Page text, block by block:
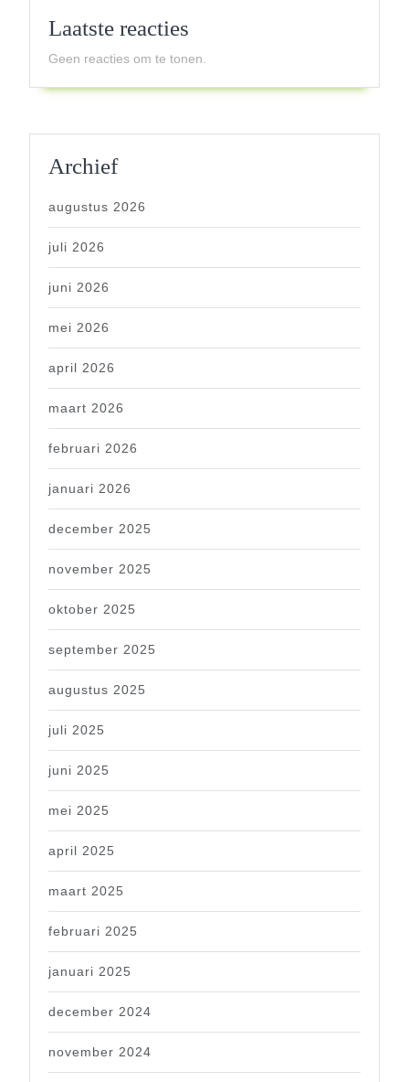
Laatste reacties
Geen reacties om te tonen.
Archief
augustus 2026
juli 2026
juni 2026
mei 2026
april 2026
maart 2026
februari 2026
januari 2026
december 2025
november 2025
oktober 2025
september 2025
augustus 2025
juli 2025
juni 2025
mei 2025
april 2025
maart 2025
februari 2025
januari 2025
december 2024
november 2024